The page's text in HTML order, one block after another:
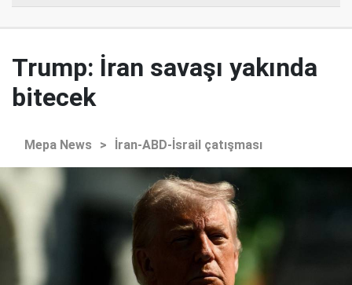
Trump: İran savaşı yakında
bitecek
Mepa News > İran-ABD-İsrail çatışması